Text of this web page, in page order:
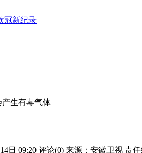
冠新纪录
绳比赛猝死
生有毒气体
日 09:20 评论(0) 来源：安徽卫视 责